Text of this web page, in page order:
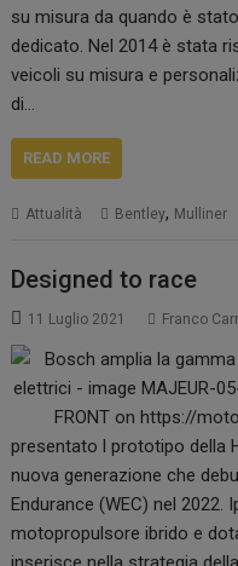
su misura da quando è
dedicato. Nel 2014 è stata
veicoli su misura e
di…
READ MORE
Attualità Bentley, Mulliner
Designed to race
11 Luglio 2021 Franco
presentato l prototipo della
nuova generazione che
Endurance (WEC) nel
motopropulsore ibrido e